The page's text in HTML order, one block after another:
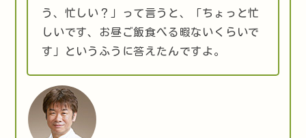
う、忙しい？」って言うと、「ちょっと忙
しいです、お昼ご飯食べる暇ないくらいで
す」というふうに答えたんですよ。